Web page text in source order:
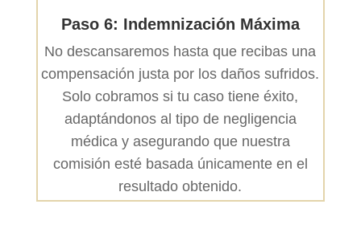
Paso 6: Indemnización Máxima
No descansaremos hasta que recibas una
compensación justa por los daños sufridos.
Solo cobramos si tu caso tiene éxito,
adaptándonos al tipo de negligencia
médica y asegurando que nuestra
comisión esté basada únicamente en el
resultado obtenido.